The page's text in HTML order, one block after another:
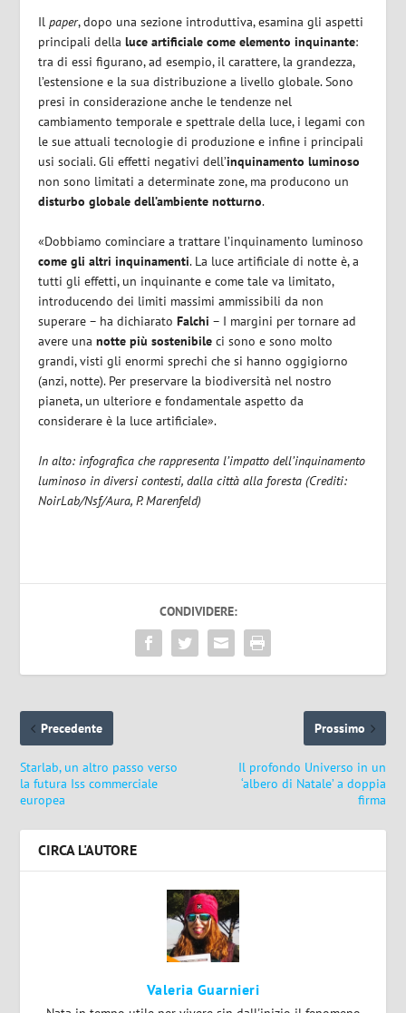
Ilpaper, dopo una sezione introduttiva, esamina gli aspetti
principali della luce artificiale come elemento inquinante:
tra di essi figurano, ad esempio, il carattere, la grandezza,
l’estensione e la sua distribuzione a livello globale. Sono
presi in considerazione anche le tendenze nel
cambiamento temporale e spettrale della luce, i legami con
le sue attuali tecnologie di produzione e infine i principali
usi sociali. Gli effetti negativi dell’inquinamento luminoso
non sono limitati a determinate zone, ma producono un
disturbo globale dell’ambiente notturno.
«Dobbiamo cominciare a trattare l’inquinamento luminoso
come gli altri inquinamenti. La luce artificiale di notte è, a
tutti gli effetti, un inquinante e come tale va limitato,
introducendo dei limiti massimi ammissibili da non
superare – ha dichiaratoFalchi – I margini per tornare ad
avere unanotte più sostenibile ci sono e sono molto
grandi, visti gli enormi sprechi che si hanno oggigiorno
(anzi, notte). Per preservare la biodiversità nel nostro
pianeta, un ulteriore e fondamentale aspetto da
considerare è la luce artificiale».
In alto: infografica che rappresenta l’impatto dell’inquinamento
luminoso in diversi contesti, dalla città alla foresta (Crediti:
NoirLab/Nsf/Aura, P. Marenfeld)
CONDIVIDERE:
Precedente
Starlab, un altro passo verso
la futura Iss commerciale
europea
Prossimo
Il profondo Universo in un
‘albero di Natale’ a doppia
firma
CIRCA L'AUTORE
Valeria Guarnieri